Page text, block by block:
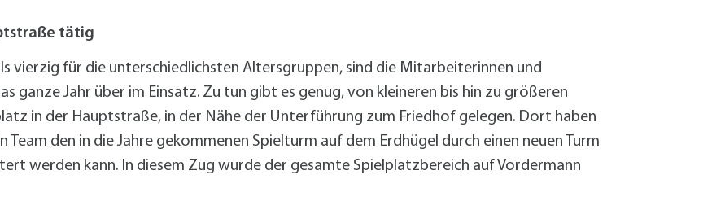
Süd 2. BA
tätig
vierzig für die unterschiedlichsten Altersgruppen, sind die Mitarbeiterinnen und
ganze Jahr über im Einsatz. Zu tun gibt es genug, von kleineren bis hin zu größeren
in der Hauptstraße, in der Nähe der Unterführung zum Friedhof gelegen. Dort haben
Team den in die Jahre gekommenen Spielturm auf dem Erdhügel durch einen neuen Turm
werden kann. In diesem Zug wurde der gesamte Spielplatzbereich auf Vordermann